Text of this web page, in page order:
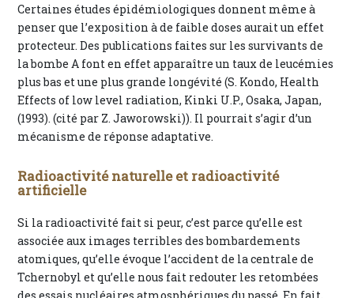
Certaines études épidémiologiques donnent même à
penser que l’exposition à de faible doses aurait un effet
protecteur. Des publications faites sur les survivants de
la bombe A font en effet apparaître un taux de leucémies
plus bas et une plus grande longévité (S. Kondo, Health
Effects of low level radiation, Kinki U.P., Osaka, Japan,
(1993). (cité par Z. Jaworowski)). Il pourrait s’agir d’un
mécanisme de réponse adaptative.
Radioactivité naturelle et radioactivité
artificielle
Si la radioactivité fait si peur, c’est parce qu’elle est
associée aux images terribles des bombardements
atomiques, qu’elle évoque l’accident de la centrale de
Tchernobyl et qu’elle nous fait redouter les retombées